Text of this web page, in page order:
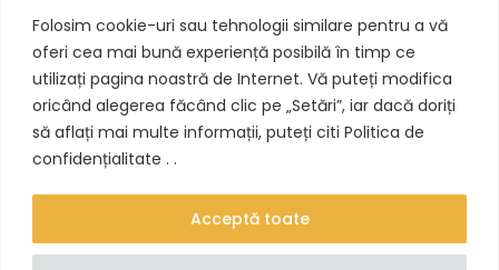
Folosim cookie-uri sau tehnologii similare pentru a vă
oferi cea mai bună experiență posibilă în timp ce
utilizați pagina noastră de Internet. Vă puteți modifica
oricând alegerea făcând clic pe „Setări”, iar dacă doriți
să aflați mai multe informații, puteți citi Politica de
confidențialitate . .
Acceptă toate
0 0
Politică Livrare & Retur
Copyright 2022 Gavella